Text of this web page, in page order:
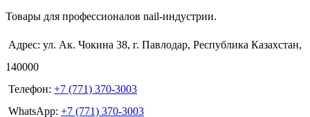
Товары для профессионалов nail-индустрии.
Адрес: ул. Ак. Чокина 38, г. Павлодар, Республика Казахстан,
140000
Телефон: +7 (771) 370-3003
WhatsApp: +7 (771) 370-3003